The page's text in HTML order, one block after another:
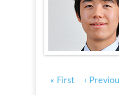
« First ‹